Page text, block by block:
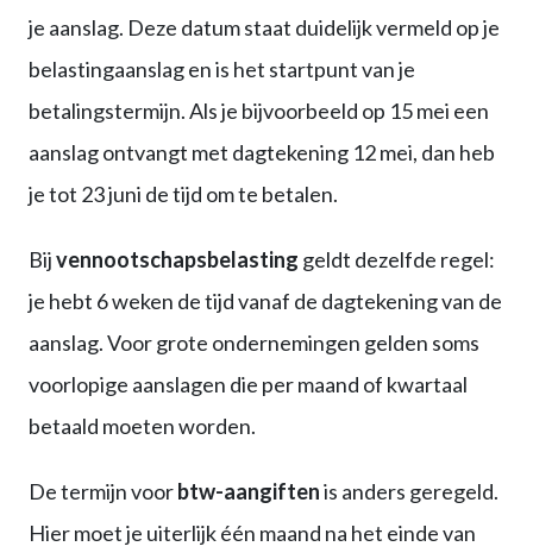
je aanslag. Deze datum staat duidelijk vermeld op je
belastingaanslag en is het startpunt van je
betalingstermijn. Als je bijvoorbeeld op 15 mei een
aanslag ontvangt met dagtekening 12 mei, dan heb
je tot 23 juni de tijd om te betalen.
Bijvennootschapsbelasting geldt dezelfde regel:
je hebt 6 weken de tijd vanaf de dagtekening van de
aanslag. Voor grote ondernemingen gelden soms
voorlopige aanslagen die per maand of kwartaal
betaald moeten worden.
De termijn voorbtw-aangiftenis anders geregeld.
Hier moet je uiterlijk één maand na het einde van